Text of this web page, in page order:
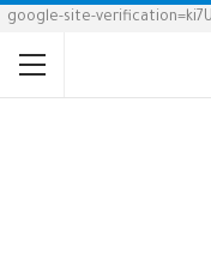
google-site-